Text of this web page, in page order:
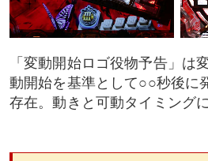
「変動開始ロゴ役物予告」は
動開始を基準として○○秒後に
存在。動きと可動タイミング